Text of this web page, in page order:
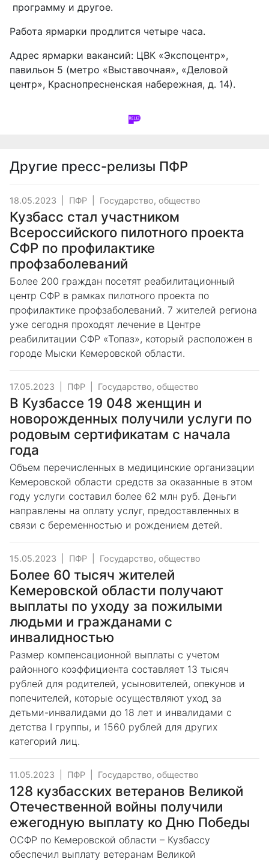
программу и другое.
Работа ярмарки продлится четыре часа.
Адрес ярмарки вакансий: ЦВК «Экспоцентр»,
павильон 5 (метро «Выставочная», «Деловой
центр», Краснопресненская набережная, д. 14).
Другие пресс-релизы ПФР
18.05.2023 ПФР Государство, общество
Кузбасс стал участником
Всероссийского пилотного проекта
СФР по профилактике
профзаболеваний
Более 200 граждан посетят реабилитационный
центр СФР в рамках пилотного проекта по
профилактике профзаболеваний. 7 жителей региона
уже сегодня проходят лечение в Центре
реабилитации СФР «Топаз», который расположен в
городе Мыски Кемеровской области.
17.05.2023 ПФР Государство, общество
В Кузбассе 19 048 женщин и
новорожденных получили услуги по
родовым сертификатам с начала
года
Объем перечисленных в медицинские организации
Кемеровской области средств за оказанные в этом
году услуги составил более 62 млн руб. Деньги
направлены на оплату услуг, предоставленных в
связи с беременностью и рождением детей.
15.05.2023 ПФР Государство, общество
Более 60 тысяч жителей
Кемеровской области получают
выплаты по уходу за пожилыми
людьми и гражданами с
инвалидностью
Размер компенсационной выплаты с учетом
районного коэффициента составляет 13 тысяч
рублей для родителей, усыновителей, опекунов и
попечителей, которые осуществляют уход за
детьми-инвалидами до 18 лет и инвалидами с
детства I группы, и 1560 рублей для других
категорий лиц.
11.05.2023 ПФР Государство, общество
128 кузбасских ветеранов Великой
Отечественной войны получили
ежегодную выплату ко Дню Победы
ОСФР по Кемеровской области – Кузбассу
обеспечил выплату ветеранам Великой